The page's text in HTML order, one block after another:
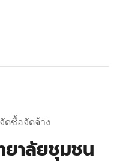
ดซื้อจัดจ้าง
ยาลัยชุมชน